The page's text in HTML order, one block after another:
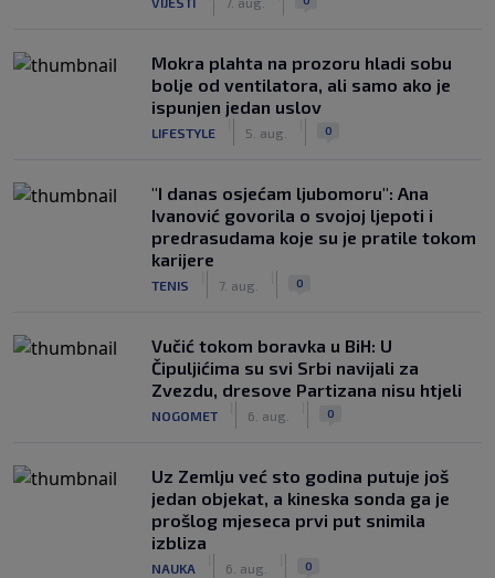
Mokra plahta na prozoru hladi sobu
bolje od ventilatora, ali samo ako je
ispunjen jedan uslov
LIFESTYLE 5. aug. 0
"I danas osjećam ljubomoru": Ana
Ivanović govorila o svojoj ljepoti i
predrasudama koje su je pratile tokom
karijere
TENIS 7. aug. 0
Vučić tokom boravka u BiH: U
Čipuljićima su svi Srbi navijali za
Zvezdu, dresove Partizana nisu htjeli
NOGOMET 6. aug. 0
Uz Zemlju već sto godina putuje još
jedan objekat, a kineska sonda ga je
prošlog mjeseca prvi put snimila
izbliza
NAUKA 6. aug. 0